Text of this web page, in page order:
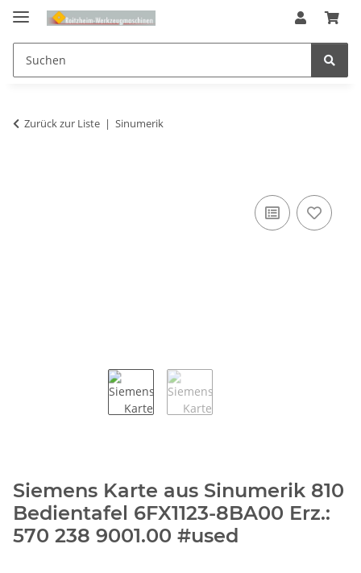
Zurück zur Liste Sinumerik
Siemens Karte aus Sinumerik 810
Bedientafel 6FX1123-8BA00 Erz.:
570 238 9001.00 #used